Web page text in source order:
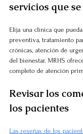
servicios que
Elija una clínica que
preventiva, tratamiento
crónicas, atención de
del bienestar. MRHS
completo de atención
Revisar los
los pacientes
Las reseñas de los